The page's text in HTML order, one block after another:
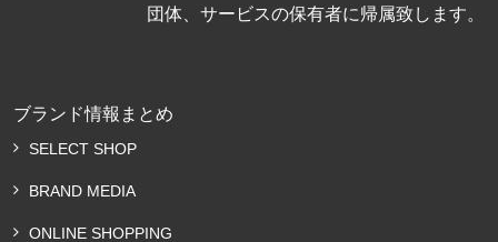
団体、サービスの保有者に帰属致します。
ブランド情報まとめ
SELECT SHOP
BRAND MEDIA
ONLINE SHOPPING